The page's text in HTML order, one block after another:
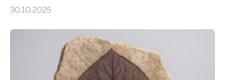
erfüllen können, müssen zahlreiche Enzyme präzise in
der Ruhr-Universität Bochum um Prof. Dr. Ralf Erdmann
und Dr. Ismaila Francis Yusuf hat nun einen bislang
unbekannten Qualitätskontrollmechanismus des
peroxisomalen Proteintransports in der Bäckerhefe
30.10.2025